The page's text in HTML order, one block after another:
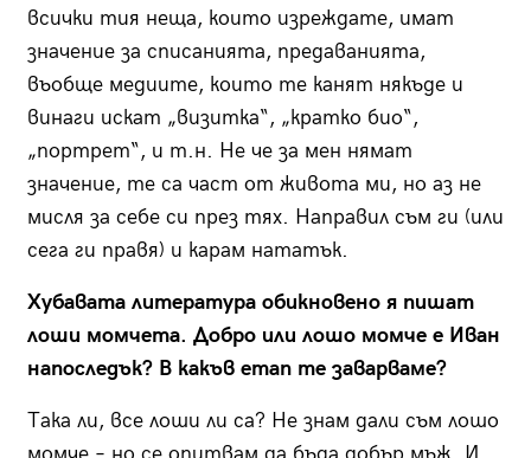
всички тия неща, които изреждате, имат
значение за списанията, предаванията,
въобще медиите, които те канят някъде и
винаги искат „визитка“, „кратко био“,
„портрет“, и т.н. Не че за мен нямат
значение, те са част от живота ми, но аз не
мисля за себе си през тях. Направил съм ги (или
сега ги правя) и карам нататък.
Хубавата литература обикновено я пишат
лоши момчета. Добро или лошо момче е Иван
напоследък? В какъв етап те заварваме?
Така ли, все лоши ли са? Не знам дали съм лошо